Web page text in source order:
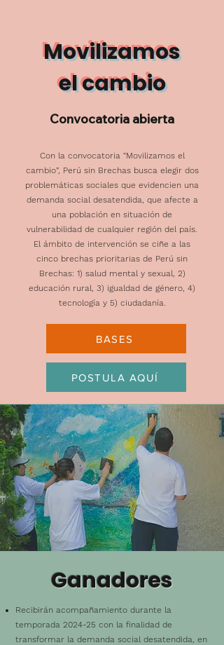
Movilizamos
el cambio
Convocatoria abierta
Con la convocatoria “Movilizamos el
cambio”, Perú sin Brechas busca elegir dos
problemáticas sociales que evidencien una
demanda social desatendida, que afecte a
una población en situación de
vulnerabilidad de cualquier región del país.
El ámbito de intervención se ciñe a las
cinco brechas prioritarias de Perú sin
Brechas: 1) salud mental y sexual, 2)
educación rural, 3) igualdad de género, 4)
tecnología y 5) ciudadanía.
BASES
POSTULA AQUÍ
Ganadores
Recibirán acompañamiento durante la
temporada 2024-25 con la finalidad de
transformar la demanda social desatendida, en